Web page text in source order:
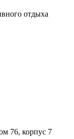
отдыха
76, корпус 7